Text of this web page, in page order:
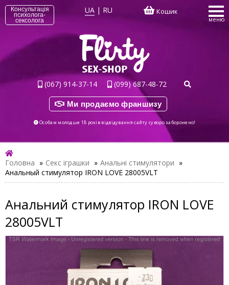
Консультація
психолога-
сексолога
UA | RU Кошик
меню
(067) 914-37-14 (099) 687-48-72
Ми продаємо франшизу
Особам молодше 18 років відвідування сайту суворо заборонено!
Головна » Секс іграшки » Анальні стимулятори »
Анальный стимулятор IRON LOVE 28005VLT
Анальний стимулятор IRON LOVE
28005VLT